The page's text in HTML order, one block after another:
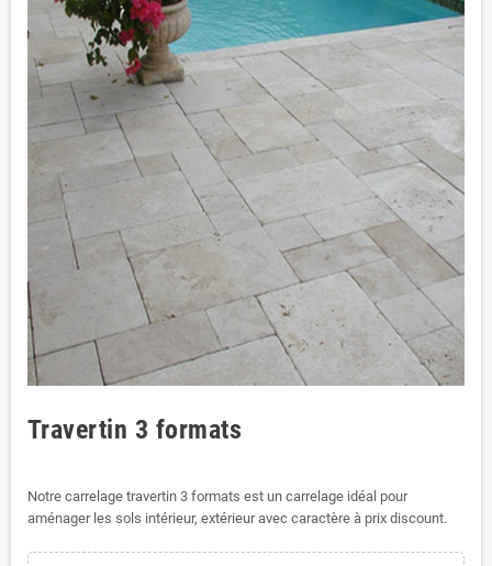
Travertin 3 formats
Notre carrelage travertin 3 formats est un carrelage idéal pour
aménager les sols intérieur, extérieur avec caractère à prix discount.